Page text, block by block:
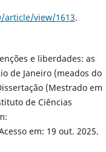
article/view/1613.
e liberdades: as
de Janeiro (meados do
(Mestrado em
de Ciências
em: 19 out. 2025.